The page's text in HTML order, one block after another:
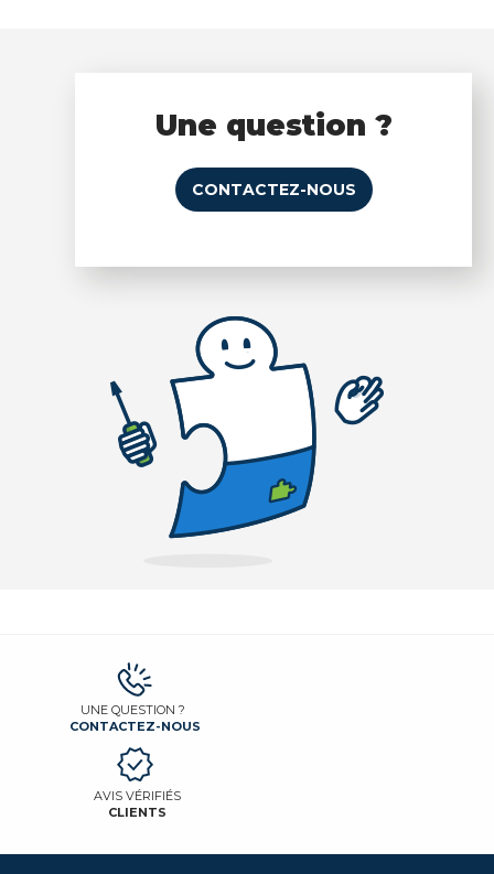
Une question ?
CONTACTEZ-NOUS
UNE QUESTION ?
CONTACTEZ-NOUS
AVIS VÉRIFIÉS
CLIENTS